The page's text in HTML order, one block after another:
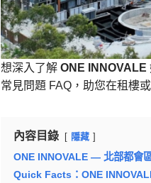
想深入了解 ONE INNOVALE
常見問題 FAQ，助您在租樓
內容目錄 隱藏
ONE INNOVALE — 北部都會
Quick Facts：ONE